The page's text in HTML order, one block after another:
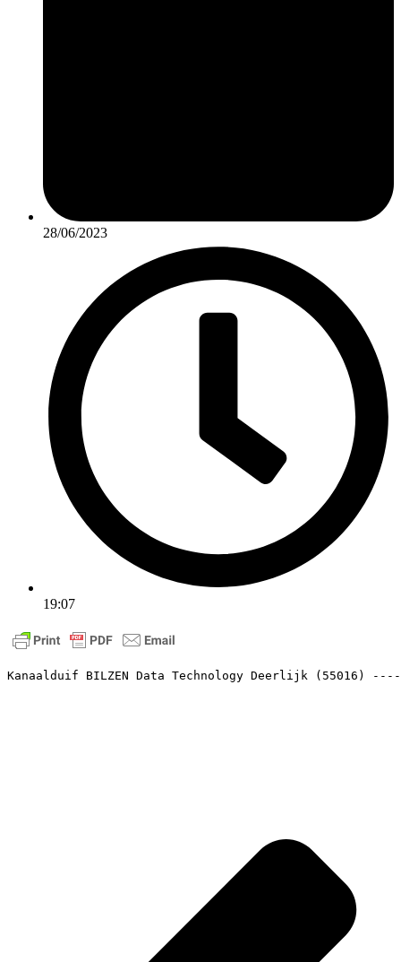
28/06/2023
19:07
Kanaalduif BILZEN Data Technology Deerlijk (55016)